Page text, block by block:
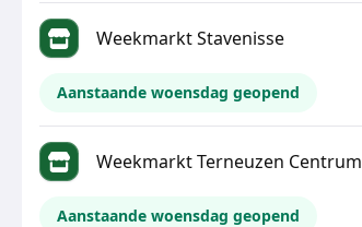
Weekmarkt Stavenisse
Aanstaande woensdag geopend
Weekmarkt Terneuzen Centrum
Aanstaande woensdag geopend